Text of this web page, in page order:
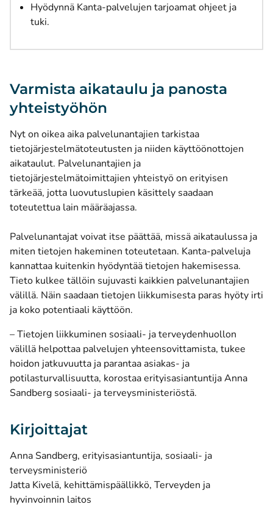
Hyödynnä Kanta-palvelujen tarjoamat ohjeet ja
tuki.
Varmista aikataulu ja panosta
yhteistyöhön
Nyt on oikea aika palvelunantajien tarkistaa
tietojärjestelmätoteutusten ja niiden käyttöönottojen
aikataulut. Palvelunantajien ja
tietojärjestelmätoimittajien yhteistyö on erityisen
tärkeää, jotta luovutuslupien käsittely saadaan
toteutettua lain määräajassa.
Palvelunantajat voivat itse päättää, missä aikataulussa ja
miten tietojen hakeminen toteutetaan. Kanta-palveluja
kannattaa kuitenkin hyödyntää tietojen hakemisessa.
Tieto kulkee tällöin sujuvasti kaikkien palvelunantajien
välillä. Näin saadaan tietojen liikkumisesta paras hyöty irti
ja koko potentiaali käyttöön.
– Tietojen liikkuminen sosiaali- ja terveydenhuollon
välillä helpottaa palvelujen yhteensovittamista, tukee
hoidon jatkuvuutta ja parantaa asiakas- ja
potilasturvallisuutta, korostaa erityisasiantuntija Anna
Sandberg sosiaali- ja terveysministeriöstä.
Kirjoittajat
Anna Sandberg, erityisasiantuntija, sosiaali- ja
terveysministeriö
Jatta Kivelä, kehittämispäällikkö, Terveyden ja
hyvinvoinnin laitos